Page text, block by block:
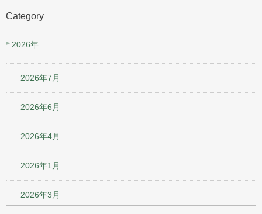
Category
2026年
2026年7月
2026年6月
2026年4月
2026年1月
2026年3月